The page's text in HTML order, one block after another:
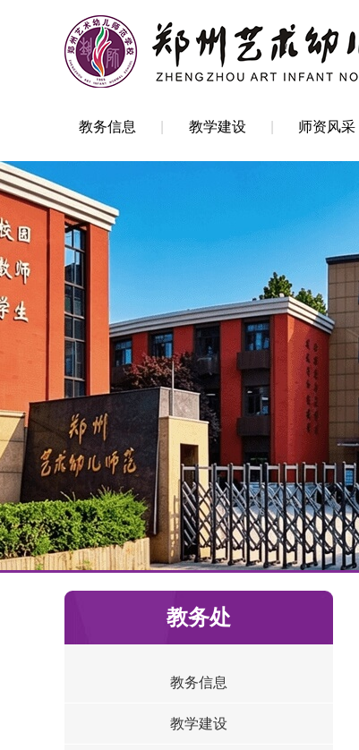
教务信息 教学建设 师资风采
教务处
教务信息
教学建设